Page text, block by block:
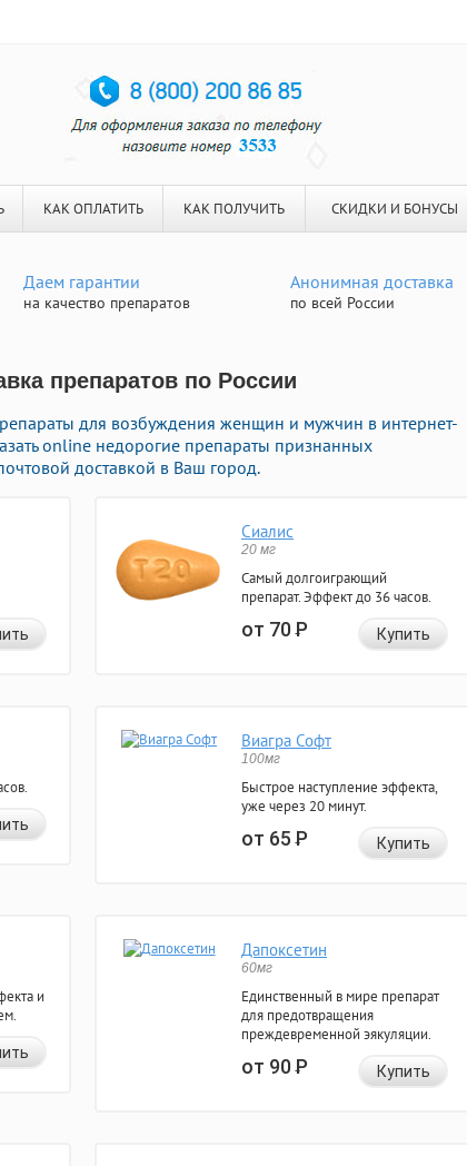
КАК ОПЛАТИТЬ КАК ПОЛУЧИТЬ СКИДКИ И БОНУСЫ
Даем гарантии
на качество препаратов
Анонимная доставка
по всей России
препаратов по России
для возбуждения женщин и мужчин в интернет-
online недорогие препараты признанных
доставкой в Ваш город.
Сиалис
20 мг
Самый долгоиграющий
препарат. Эффект до 36 часов.
от 70Р Купить
Виагра Софт
100мг
Быстрое наступление эффекта,
уже через 20 минут.
от 65Р Купить
и
Дапоксетин
60мг
Единственный в мире препарат
для предотвращения
преждевременной эякуляции.
от 90Р Купить